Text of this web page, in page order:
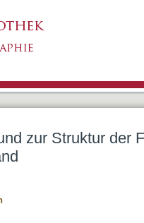
zur Struktur der